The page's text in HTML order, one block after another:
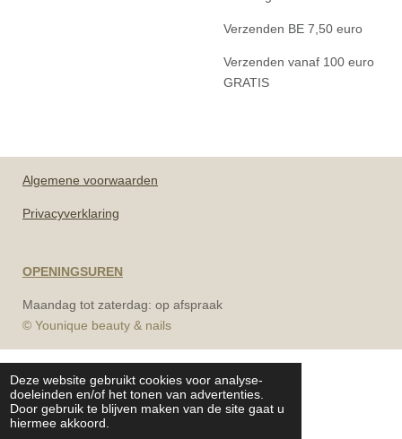
Deze website gebruikt cookies voor analyse-
doeleinden en/of het tonen van advertenties.
Door gebruik te blijven maken van de site gaat u
hiermee akkoord.
Verzenden BE 7,50 euro
Verzenden vanaf 100 euro
GRATIS
Algemene voorwaarden
Privacyverklaring
OPENINGSUREN
Maandag tot zaterdag: op afspraak
© Younique beauty & nails